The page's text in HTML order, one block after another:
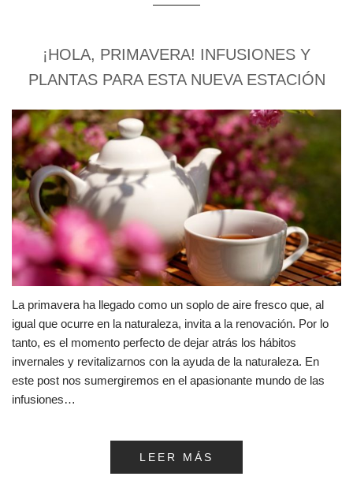
¡HOLA, PRIMAVERA! INFUSIONES Y
PLANTAS PARA ESTA NUEVA ESTACIÓN
La primavera ha llegado como un soplo de aire fresco que, al
igual que ocurre en la naturaleza, invita a la renovación. Por lo
tanto, es el momento perfecto de dejar atrás los hábitos
invernales y revitalizarnos con la ayuda de la naturaleza. En
este post nos sumergiremos en el apasionante mundo de las
infusiones…
LEER MÁS